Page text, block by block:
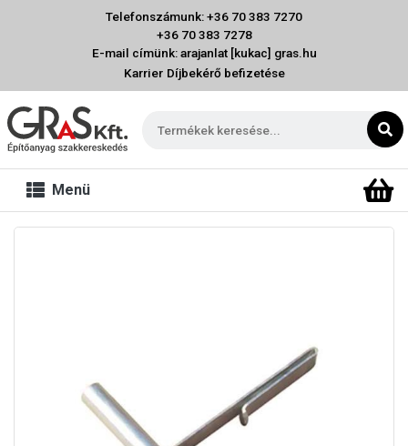
Telefonszámunk: +36 70 383 7270
+36 70 383 7278
E-mail címünk: arajanlat [kukac] gras.hu
Karrier Díjbekérő befizetése
Menü